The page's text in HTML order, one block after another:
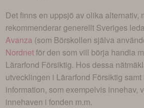
Det finns en uppsjö av olika alternativ,
rekommenderar generellt Sveriges
Avanza (som Börskollen själva
Nordnetför den som vill börja handla
Lärarfond Försiktig. Hos dessa
utvecklingen i Lärarfond Försiktig
information, som exempelvis innehav,
innehaven i fonden m.m.